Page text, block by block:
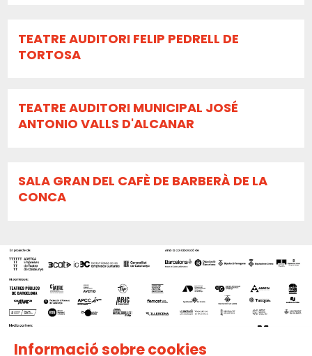
TEATRE AUDITORI FELIP PEDRELL DE
TORTOSA
TEATRE AUDITORI MUNICIPAL JOSÉ
ANTONIO VALLS D'ALCANAR
SALA GRAN DEL CAFÈ DE BARBERÀ DE LA
CONCA
Informació sobre cookies